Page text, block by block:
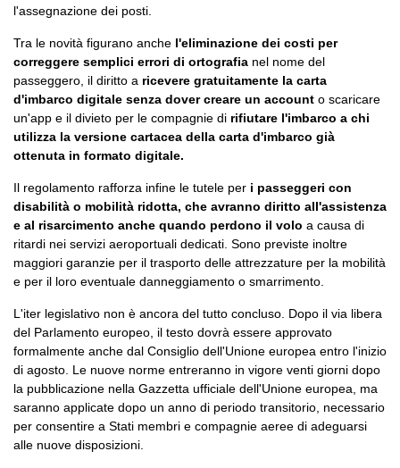
l'assegnazione dei posti.
Tra le novità figurano anche l'eliminazione dei costi per
correggere semplici errori di ortografia nel nome del
passeggero, il diritto a ricevere gratuitamente la carta
d'imbarco digitale senza dover creare un account o scaricare
un'app e il divieto per le compagnie di rifiutare l'imbarco a chi
utilizza la versione cartacea della carta d'imbarco già
ottenuta in formato digitale.
Il regolamento rafforza infine le tutele per i passeggeri con
disabilità o mobilità ridotta, che avranno diritto all'assistenza
e al risarcimento anche quando perdono il volo a causa di
ritardi nei servizi aeroportuali dedicati. Sono previste inoltre
maggiori garanzie per il trasporto delle attrezzature per la mobilità
e per il loro eventuale danneggiamento o smarrimento.
L'iter legislativo non è ancora del tutto concluso. Dopo il via libera
del Parlamento europeo, il testo dovrà essere approvato
formalmente anche dal Consiglio dell'Unione europea entro l'inizio
di agosto. Le nuove norme entreranno in vigore venti giorni dopo
la pubblicazione nella Gazzetta ufficiale dell'Unione europea, ma
saranno applicate dopo un anno di periodo transitorio, necessario
per consentire a Stati membri e compagnie aeree di adeguarsi
alle nuove disposizioni.